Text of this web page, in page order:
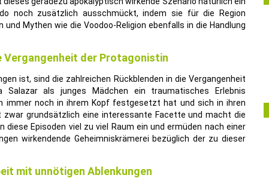
noch zusätzlich ausschmückt, indem sie für die Region
Mythen wie die Voodoo-Religion ebenfalls in die Handlung
Vergangenheit der Protagonistin
ist, sind die zahlreichen Rückblenden in die Vergangenheit
Salazar als junges Mädchen ein traumatisches Erlebnis
immer noch in ihrem Kopf festgesetzt hat und sich in ihren
zwar grundsätzlich eine interessante Facette und macht die
diese Episoden viel zu viel Raum ein und ermüden nach einer
wirkendende Geheimniskrämerei bezüglich der zu dieser
mit unnötigen Ablenkungen